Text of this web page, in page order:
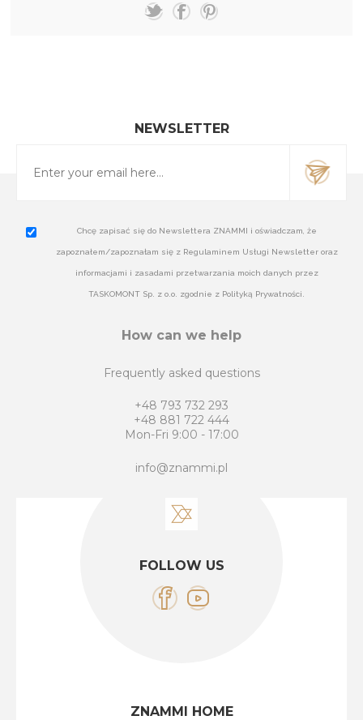
NEWSLETTER
Chcę zapisać się do Newslettera ZNAMMI i oświadczam, że
zapoznałem/zapoznałam się z Regulaminem Usługi Newsletter oraz
informacjami i zasadami przetwarzania moich danych przez
TASKOMONT Sp. z o.o. zgodnie z Polityką Prywatności.
How can we help
Frequently asked questions
+48 793 732 293
+48 881 722 444
Mon-Fri 9:00 - 17:00
info@znammi.pl
FOLLOW US
ZNAMMI HOME